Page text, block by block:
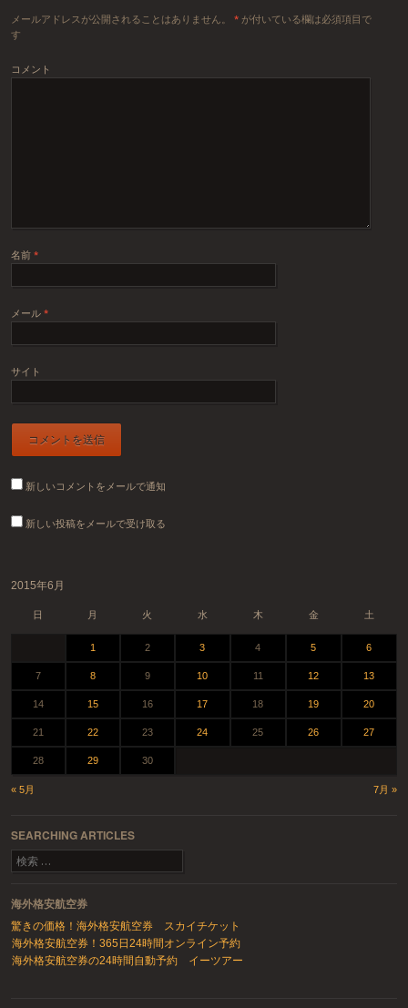
メールアドレスが公開されることはありません。 *が付いている欄は必須項目で
す
コメント
名前 *
メール *
サイト
新しいコメントをメールで通知
新しい投稿をメールで受け取る
2015年6月
日 月 火 水 木 金 土
« 5月 7月 »
1 2 3 4 5 6
7 8 9 10 11 12 13
14 15 16 17 18 19 20
21 22 23 24 25 26 27
28 29 30
SEARCHING ARTICLES
検索
海外格安航空券
驚きの価格！海外格安航空券 スカイチケット
海外格安航空券！365日24時間オンライン予約
海外格安航空券の24時間自動予約 イーツアー